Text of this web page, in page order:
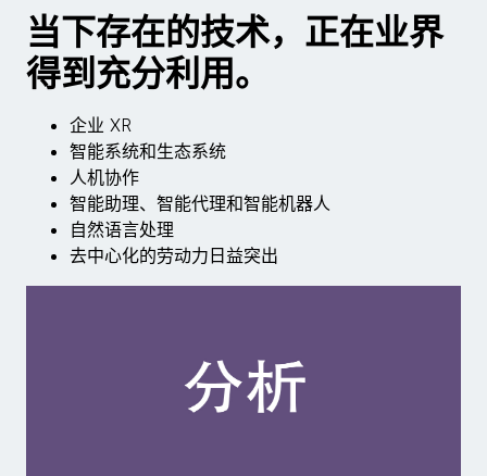
当下存在的技术，正在业界
得到充分利用。
企业 XR
智能系统和生态系统
人机协作
智能助理、智能代理和智能机器人
自然语言处理
去中心化的劳动力日益突出